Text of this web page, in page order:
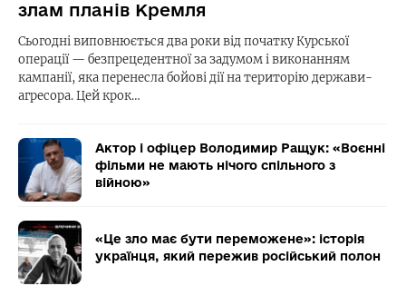
злам планів Кремля
Сьогодні виповнюється два роки від початку Курської
операції — безпрецедентної за задумом і виконанням
кампанії, яка перенесла бойові дії на територію держави-
агресора. Цей крок…
Актор і офіцер Володимир Ращук: «Воєнні
фільми не мають нічого спільного з
війною»
«Це зло має бути переможене»: історія
українця, який пережив російський полон